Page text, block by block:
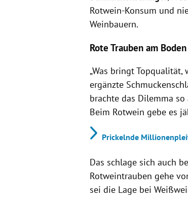
Rotwein-Konsum und
Weinbauern.
Rote Trauben am Boden
„Was bringt
ergänzte
brachte das Dilemma
Beim Rotwein gebe es
Prickelnde
Das schlage sich auch
Rotweintrauben gehe
sei die Lage bei